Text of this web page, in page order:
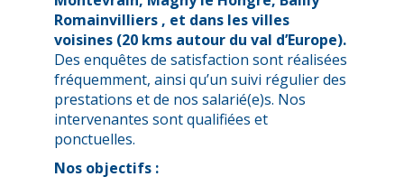
Romainvilliers , et dans les villes
voisines (20 kms autour du val d’Europe).
Des enquêtes de satisfaction sont réalisées
fréquemment, ainsi qu’un suivi régulier des
prestations et de nos salarié(e)s. Nos
intervenantes sont qualifiées et
ponctuelles.
Nos objectifs :